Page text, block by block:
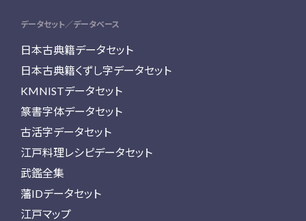
データセット／データベース
日本古典籍データセット
日本古典籍くずし字データセット
KMNISTデータセット
篆書字体データセット
古活字データセット
江戸料理レシピデータセット
武鑑全集
藩IDデータセット
江戸マップ